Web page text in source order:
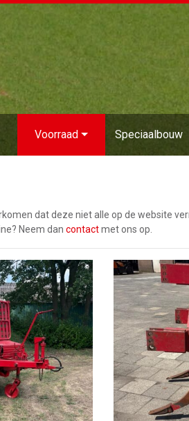
Voorraad Speciaalbouw
dat deze niet alle op de website
Neem dan contactmet ons op.